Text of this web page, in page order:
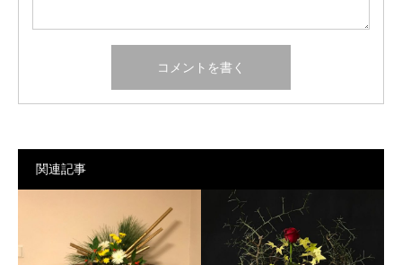
関連記事